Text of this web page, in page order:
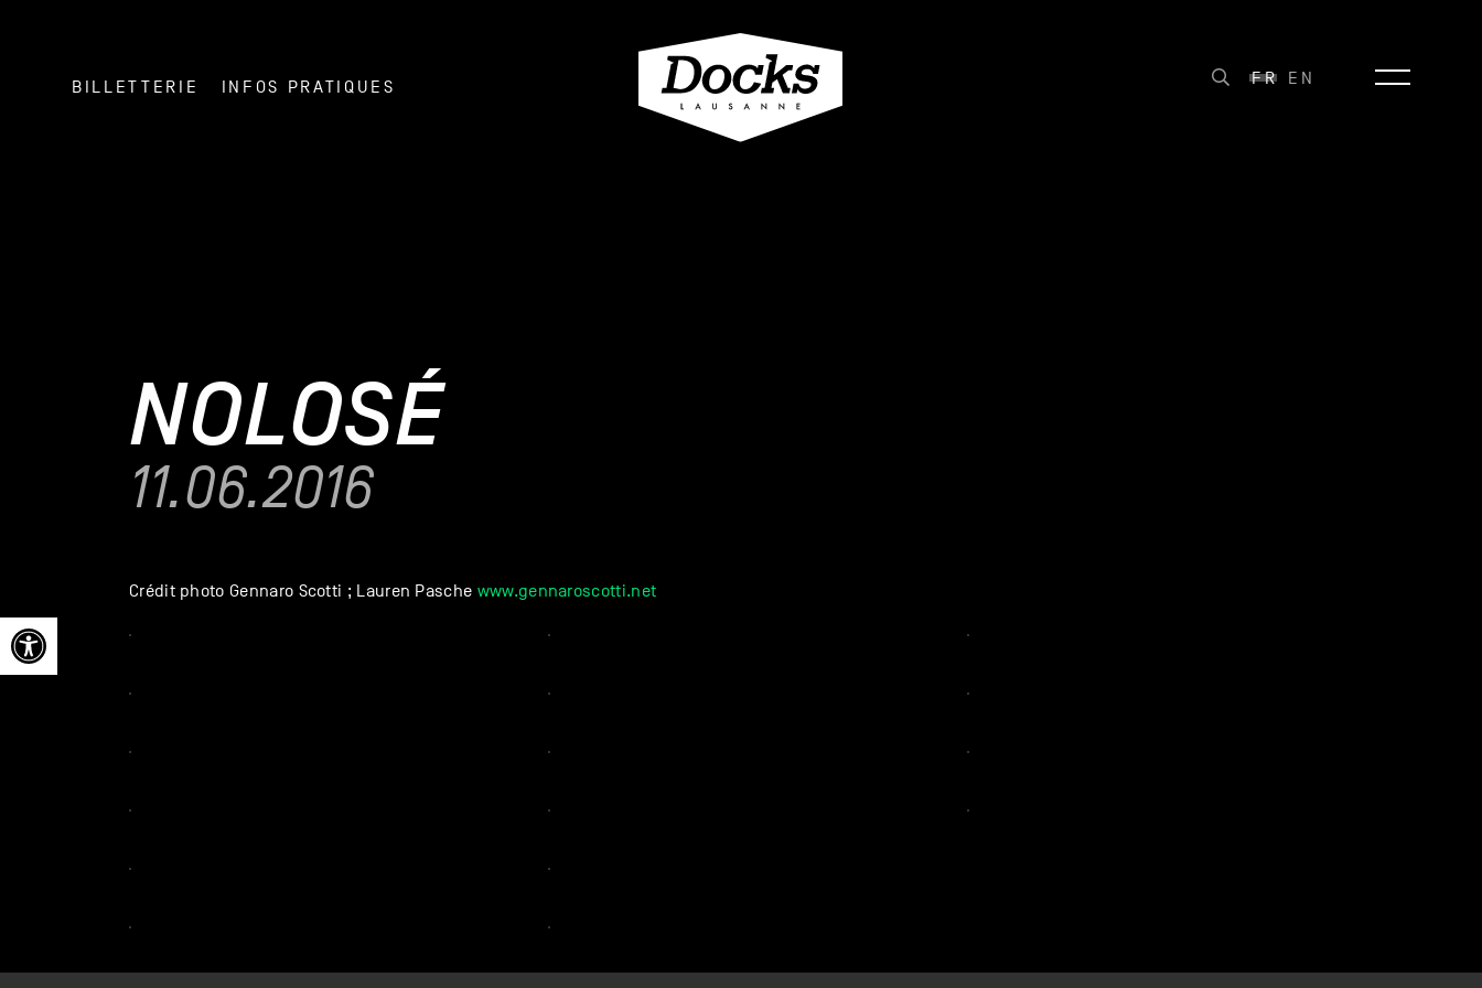
Ouvrir la barre d’outils
BILLETTERIE INFOS PRATIQUES FR EN
NOLOSÉ
11.06.2016
Crédit photo Gennaro Scotti ; Lauren Pasche www.gennaroscotti.net